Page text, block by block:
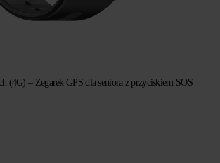
(4G) – Zegarek GPS dla seniora z przyciskiem SOS